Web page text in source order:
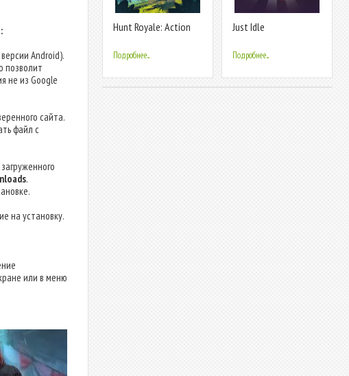
Android).
позволит
не из Google
сайта.
файл с
.
на установку.
или в меню
Hunt Royale: Action
Подробнее...
Just Idle
Подробнее...